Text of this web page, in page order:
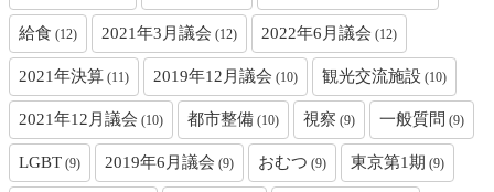
給食 (12) 2021年3月議会 (12) 2022年6月議会 (12)
2021年決算 (11) 2019年12月議会 (10) 観光交流施設 (10)
2021年12月議会 (10) 都市整備 (10) 視察 (9) 一般質問 (9)
LGBT (9) 2019年6月議会 (9) おむつ (9) 東京第1期 (9)